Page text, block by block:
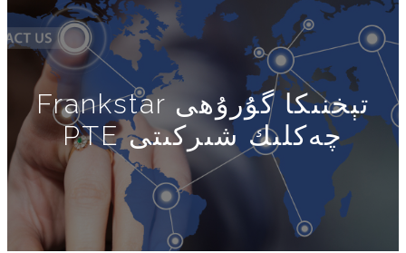
Frankstar تېخنىكا گۇرۇھى
PTE چەكلىك شىركىتى